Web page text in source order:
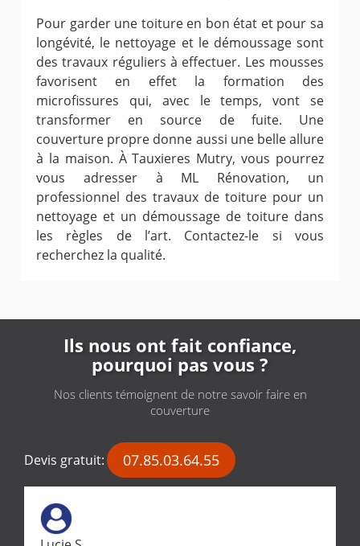
Pour garder une toiture en bon état et pour sa
longévité, le nettoyage et le démoussage sont
des travaux réguliers à effectuer. Les mousses
favorisent en effet la formation des
microfissures qui, avec le temps, vont se
transformer en source de fuite. Une
couverture propre donne aussi une belle allure
à la maison. À Tauxieres Mutry, vous pourrez
vous adresser à ML Rénovation, un
professionnel des travaux de toiture pour un
nettoyage et un démoussage de toiture dans
les règles de l’art. Contactez-le si vous
recherchez la qualité.
Ils nous ont fait confiance,
pourquoi pas vous ?
Nos clients témoignent de notre savoir faire en
couverture
Devis gratuit: 07.85.03.64.55